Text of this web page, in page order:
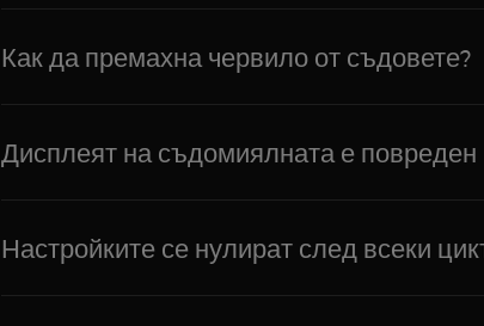
Как да премахна червило от съдовете?
Дисплеят на съдомиялната е повреден
Настройките се нулират след всеки